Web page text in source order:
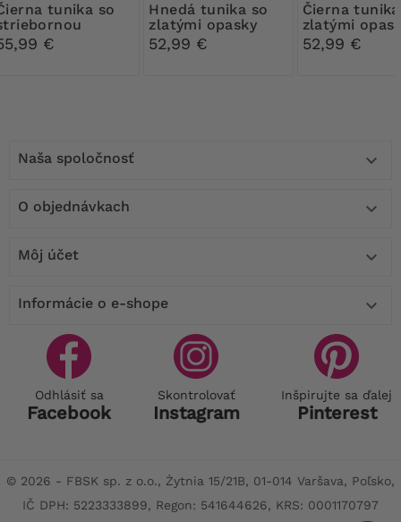
so
€
Hnedá tunika so
zlatými opasky
52,99 €
Čierna tunika so
zlatými
52,99 €
Naša spoločnosť 
O objednávkach 
Môj účet 
Informácie o e-shope 
Odhlásiť sa
Facebook
Skontrolovať
Instagram
Inšpirujte sa ďalej
Pinterest
© 2026 - FBSK sp. z o.o., Żytnia 15/21B, 01-014 Varšava, Poľsko,
IČ DPH: 5223333899, Regon: 541644626, KRS: 0001170797